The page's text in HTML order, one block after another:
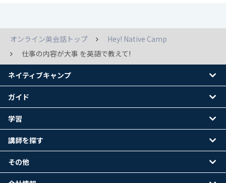
オンライン英会話トップ
Hey! Native Camp
仕事の内容が大事 を英語で教えて!
ネイティブキャンプ
ガイド
学習
講師を探す
その他